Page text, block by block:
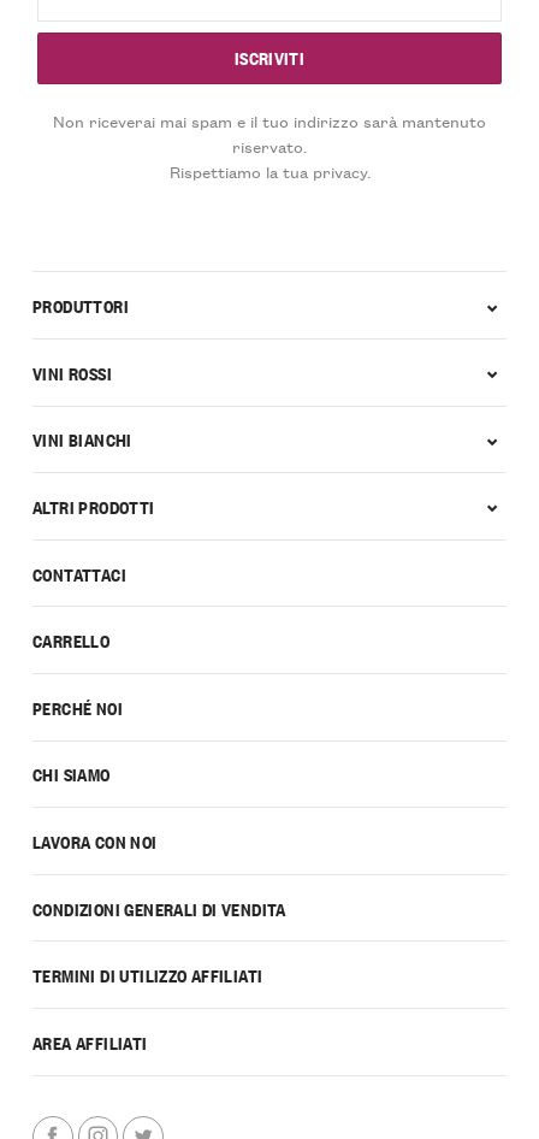
Non riceverai mai spam e il tuo indirizzo sarà mantenuto
riservato.
Rispettiamo la tua privacy.
CONTATTACI
CARRELLO
PERCHÉ NOI
CHI SIAMO
LAVORA CON NOI
CONDIZIONI GENERALI DI VENDITA
TERMINI DI UTILIZZO AFFILIATI
AREA AFFILIATI
PRODUTTORI
VINI ROSSI
VINI BIANCHI
ALTRI PRODOTTI